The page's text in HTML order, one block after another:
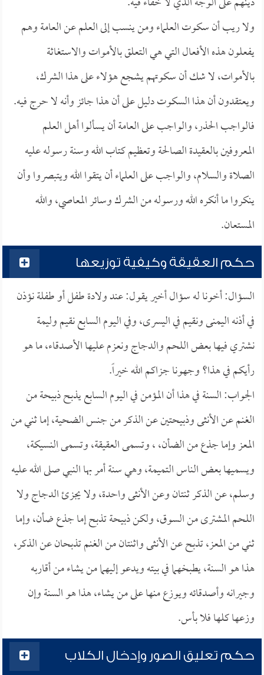
ولا ريب أن سكوت العلماء ومن ينسب إلى العلم عن العامة وهم
يفعلون هذه الأفعال التي هي التعلق بالأموات والاستغاثة
بالأموات، لا شك أن سكوتهم يشجع هؤلاء على هذا الشرك،
ويعتقدون أن هذا السكوت دليل على أن هذا جائز وأنه لا حرج فيه.
فالواجب الحذر، والواجب على العامة أن يسألوا أهل العلم
المعروفين بالعقيدة الصالحة وتعظيم كتاب الله وسنة رسوله عليه
الصلاة والسلام، والواجب على العلماء أن يتقوا الله ويتبصروا وأن
ينكروا ما أنكره الله ورسوله من الشرك وسائر المعاصي، والله
المستعان.
حكم العقيقة وكيفية توزيعها
السؤال: أخونا له سؤال أخير يقول: عند ولادة طفل أو طفلة نؤذن
في أذنه اليمنى ونقيم في اليسرى، وفي اليوم السابع نقيم وليمة
نشتري فيها بعض اللحم والدجاج ونعزم عليها الأصدقاء، ما هو
رأيكم في هذا؟ وجهونا جزاكم الله خيراً.
الجواب: السنة في هذا أن المؤمن في اليوم السابع يذبح ذبيحة من
الغنم عن الأنثى وذبيحتين عن الذكر من جنس الضحية، إما ثني من
المعز وإما جذع من الضأن، ، وتسمى العقيقة، وتسمى النسيكة،
ويسميها بعض الناس التميمة، وهي سنة أمر بها النبي صلى الله عليه
وسلم، عن الذكر ثنتان وعن الأنثى واحدة، ولا يجزئ الدجاج ولا
اللحم المشترى من السوق، ولكن ذبيحة تذبح إما جذع ضأن، وإما
ثني من المعز، تذبح عن الأنثى واثنتان من الغنم تذبحان عن الذكر،
هذا هو السنة، يطبخهما في بيته ويدعو إليهما من يشاء من أقاربه
وجيرانه وأصدقائه ويوزع منها على من يشاء، هذا هو السنة وإن
وزعها كلها فلا بأس.
حكم تعليق الصور وإدخال الكلاب